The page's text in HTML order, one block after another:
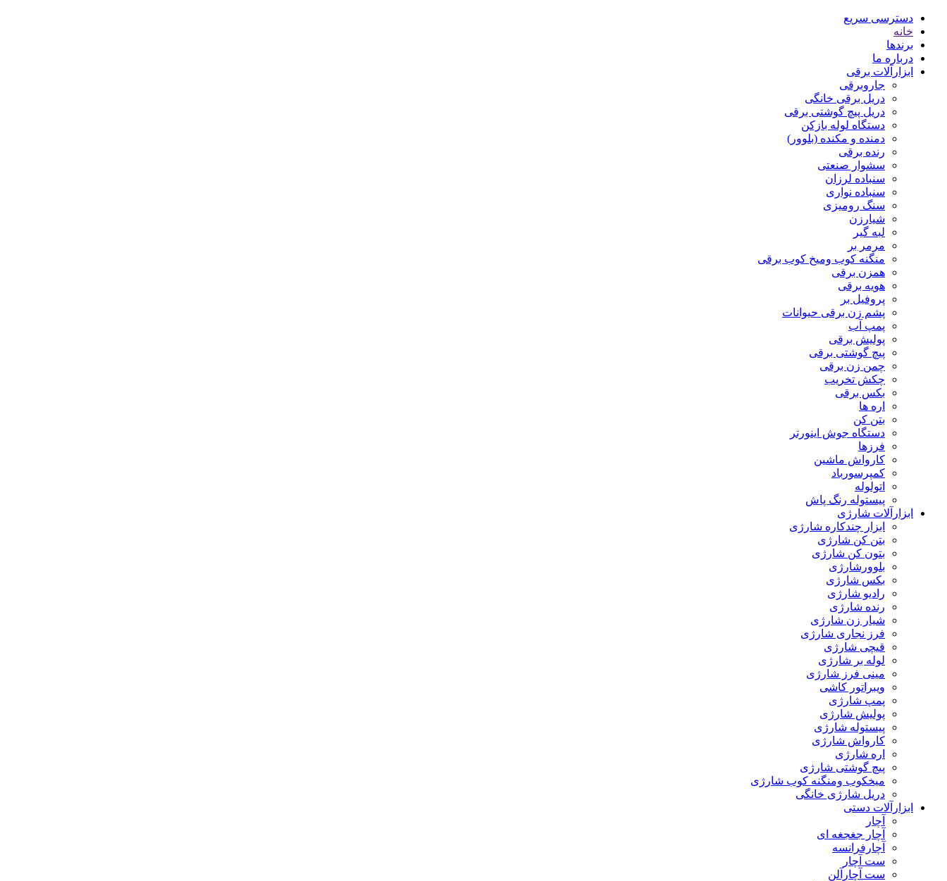
دسترسی سریع
خانه
برندها
درباره ما
ابزارآلات برقی
جاروبرقی
دریل برقی خانگی
دریل پیچ گوشتی برقی
دستگاه لوله بازکن
دمنده و مکنده (بلوور)
رنده برقی
سشوار صنعتی
سنباده لرزان
سنباده نواری
سنگ رومیزی
شیارزن
لبه گیر
مرمر بر
منگنه کوب ومیخ کوب برقی
همزن برقی
هویه برقی
پروفیل بر
پشم زن برقی حیوانات
پمپ آب
پولیش برقی
پیچ گوشتی برقی
چمن زن برقی
چکش تخریب
بکس برقی
اره ها
بتن کن
دستگاه جوش اینورتر
فرزها
کارواش ماشین
کمپرسورباد
اتولوله
پیستوله رنگ پاش
ابزارآلات شارژی
ابزار چندکاره شارژی
بتن کن شارژی
بتون کن شارژی
بلوورشارژی
بکس شارژی
رادیو شارژی
رنده شارژی
شیار زن شارژی
فرز نجاری شارژی
قیچی شارژی
لوله بر شارژی
مینی فرز شارژی
ویبراتور کاشی
پمپ شارژی
پولیش شارژی
پیستوله شارژی
کارواش شارژی
اره شارژی
پیچ گوشتی شارژی
میخکوب ومنگنه کوب شارژی
دریل شارژی خانگی
ابزارآلات دستی
آچار
آچار جغجغه ای
آچارفرانسه
ست آچار
ست آچارآلن